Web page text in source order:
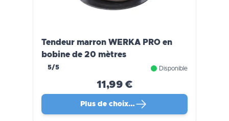
Tendeur marron WERKA PRO en
bobine de 20 mètres
5/5 Disponible
11,99 €
Plus de choix…